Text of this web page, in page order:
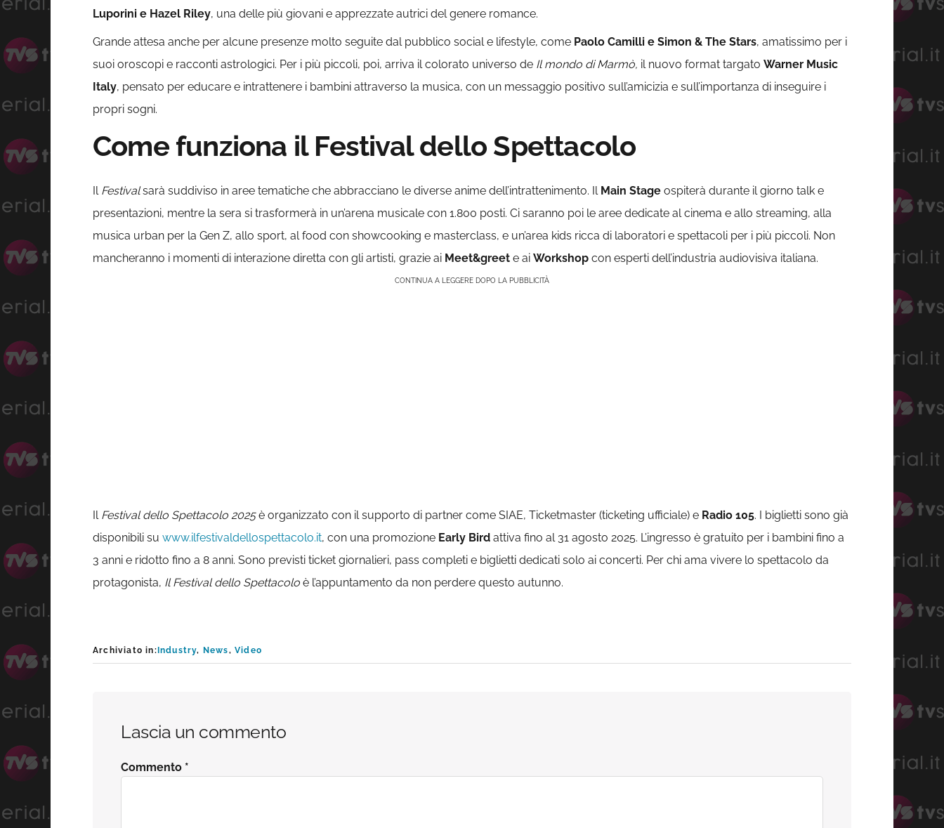
Luporini e Hazel Riley, una delle più giovani e apprezzate autrici del genere romance.
Grande attesa anche per alcune presenze molto seguite dal pubblico social e lifestyle, come Paolo Camilli e Simon & The Stars, amatissimo per i
suoi oroscopi e racconti astrologici. Per i più piccoli, poi, arriva il colorato universo de Il mondo di Marmò, il nuovo format targato Warner Music
Italy, pensato per educare e intrattenere i bambini attraverso la musica, con un messaggio positivo sull’amicizia e sull’importanza di inseguire i
propri sogni.
Come funziona il Festival dello Spettacolo
Il Festivalsarà suddiviso in aree tematiche che abbracciano le diverse anime dell’intrattenimento. Il Main Stage ospiterà durante il giorno talk e
presentazioni, mentre la sera si trasformerà in un’arena musicale con 1.800 posti. Ci saranno poi le aree dedicate al cinema e allo streaming, alla
musica urban per la Gen Z, allo sport, al food con showcooking e masterclass, e un’area kids ricca di laboratori e spettacoli per i più piccoli. Non
mancheranno i momenti di interazione diretta con gli artisti, grazie ai Meet&greet e ai Workshop con esperti dell’industria audiovisiva italiana.
CONTINUA A LEGGERE DOPO LA PUBBLICITÀ
Il Festival dello Spettacolo 2025è organizzato con il supporto di partner come SIAE, Ticketmaster (ticketing ufficiale) e Radio 105. I biglietti sono già
disponibili su www.ilfestivaldellospettacolo.it, con una promozione Early Bird attiva fino al 31 agosto 2025. L’ingresso è gratuito per i bambini fino a
3 anni e ridotto fino a 8 anni. Sono previsti ticket giornalieri, pass completi e biglietti dedicati solo ai concerti. Per chi ama vivere lo spettacolo da
protagonista, Il Festival dello Spettacolo è l’appuntamento da non perdere questo autunno.
Archiviato in: Industry, News,Video
Lascia un commento
Commento *